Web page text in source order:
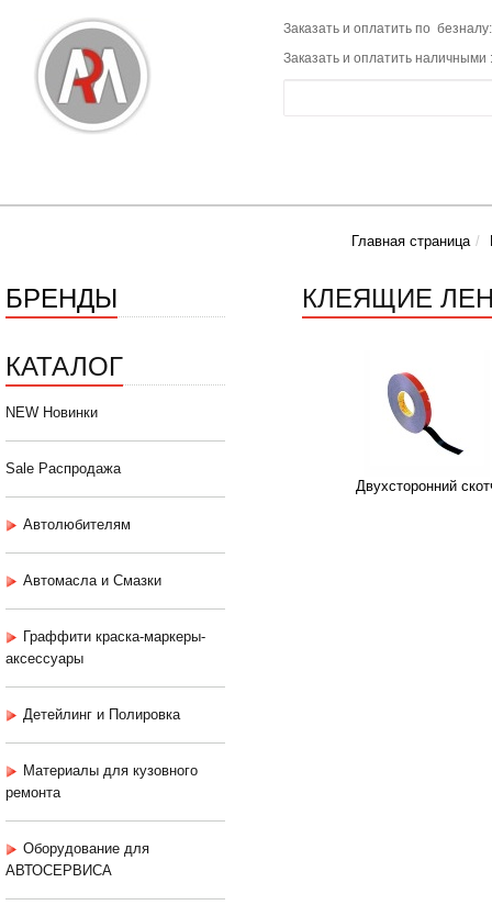
Заказать и оплатить по
Заказать и оплатить наличными
Главная страница
БРЕНДЫ
КАТАЛОГ
NEW Новинки
Sale Распродажа
Автолюбителям
Автомасла и Смазки
Граффити краска-маркеры-
аксессуары
Детейлинг и Полировка
Материалы для кузовного
ремонта
Оборудование для
АВТОСЕРВИСА
КЛЕЯЩИЕ
Двухсторонний